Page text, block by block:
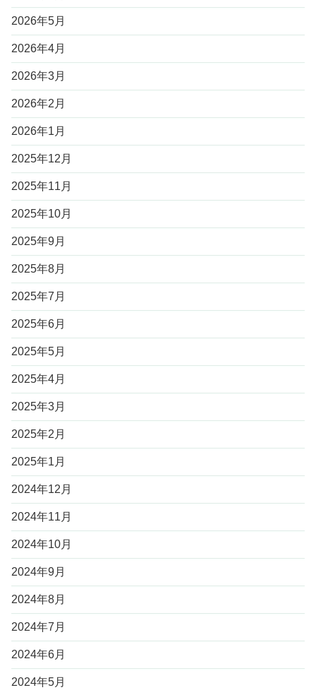
2026年5月
2026年4月
2026年3月
2026年2月
2026年1月
2025年12月
2025年11月
2025年10月
2025年9月
2025年8月
2025年7月
2025年6月
2025年5月
2025年4月
2025年3月
2025年2月
2025年1月
2024年12月
2024年11月
2024年10月
2024年9月
2024年8月
2024年7月
2024年6月
2024年5月